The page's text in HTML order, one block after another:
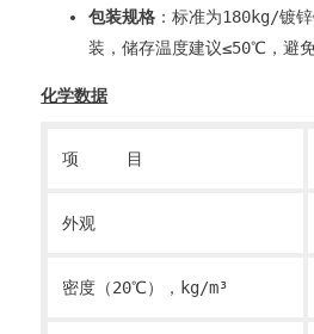
包装规格 ：标准为180kg/镀
装，储存温度建议≤50℃，避免
化学数据
项 目
外观
密度（20℃），kg/m³